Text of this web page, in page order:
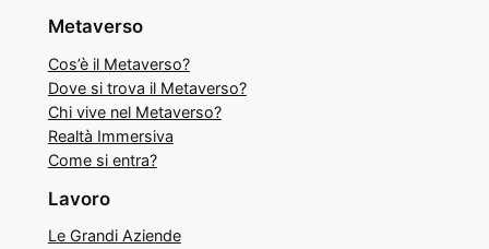
Metaverso
Cos’è il Metaverso?
Dove si trova il Metaverso?
Chi vive nel Metaverso?
Realtà Immersiva
Come si entra?
Lavoro
Le Grandi Aziende